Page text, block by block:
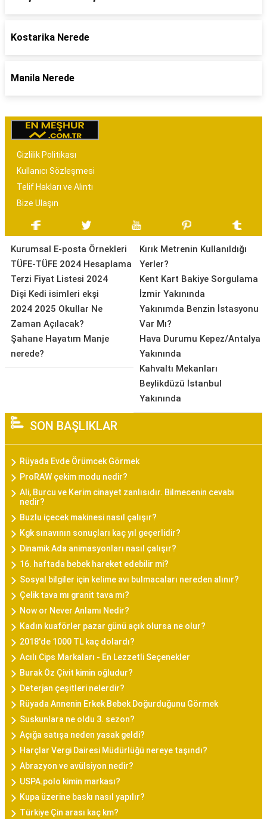
Kostarika Nerede
Manila Nerede
Gizlilik Politikası
Kullanıcı Sözleşmesi
Telif Hakları ve Alıntı
Bize Ulaşın
Kurumsal E-posta Örnekleri
TÜFE-TÜFE 2024 Hesaplama
Terzi Fiyat Listesi 2024
Dişi Kedi isimleri ekşi
2024 2025 Okullar Ne
Zaman Açılacak?
Şahane Hayatım Manje
nerede?
Kırık Metrenin Kullanıldığı
Yerler?
Kent Kart Bakiye Sorgulama
İzmir Yakınında
Yakınımda Benzin İstasyonu
Var Mı?
Hava Durumu Kepez/Antalya
Yakınında
Kahvaltı Mekanları
Beylikdüzü İstanbul
Yakınında
SON BAŞLIKLAR
Rüyada Evde Örümcek Görmek
ProRAW çekim modu nedir?
Ali, Burcu ve Kerim cinayet zanlısıdır. Bilmecenin cevabı
nedir?
Buzlu içecek makinesi nasıl çalışır?
Kgk sınavının sonuçları kaç yıl geçerlidir?
Dinamik Ada animasyonları nasıl çalışır?
16. haftada bebek hareket edebilir mi?
Sosyal bilgiler için kelime avı bulmacaları nereden alınır?
Çelik tava mı granit tava mı?
Now or Never Anlamı Nedir?
Kadın kuaförler pazar günü açık olursa ne olur?
2018'de 1000 TL kaç dolardı?
Acılı Cips Markaları - En Lezzetli Seçenekler
Burak Öz Çivit kimin oğludur?
Deterjan çeşitleri nelerdir?
Rüyada Annenin Erkek Bebek Doğurduğunu Görmek
Suskunlara ne oldu 3. sezon?
Açığa satışa neden yasak geldi?
Harçlar Vergi Dairesi Müdürlüğü nereye taşındı?
Abrazyon ve avülsiyon nedir?
USPA.polo kimin markası?
Kupa üzerine baskı nasıl yapılır?
Türkiye Çin arası kaç km?